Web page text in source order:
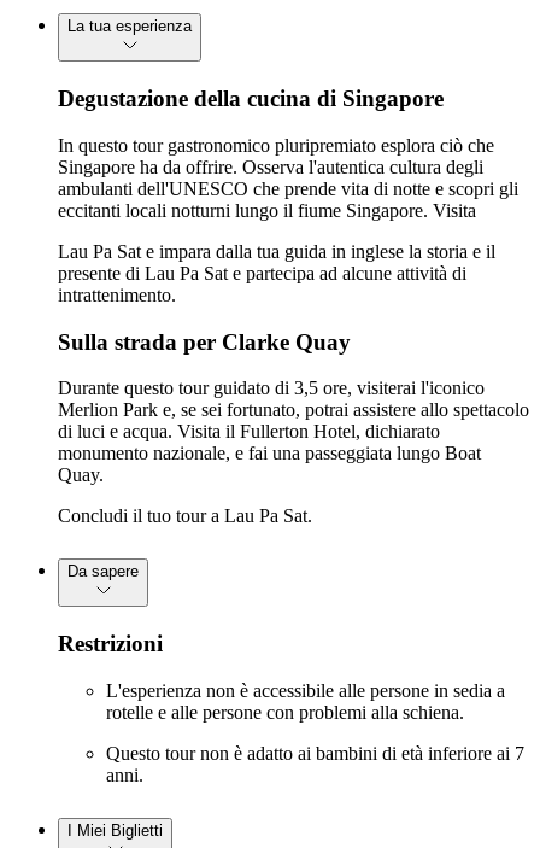
La tua esperienza
Degustazione della cucina di Singapore
In questo tour gastronomico pluripremiato esplora ciò che
Singapore ha da offrire. Osserva l'autentica cultura degli
ambulanti dell'UNESCO che prende vita di notte e scopri gli
eccitanti locali notturni lungo il fiume Singapore. Visita
Lau Pa Sat e impara dalla tua guida in inglese la storia e il
presente di Lau Pa Sat e partecipa ad alcune attività di
intrattenimento.
Sulla strada per Clarke Quay
Durante questo tour guidato di 3,5 ore, visiterai l'iconico
Merlion Park e, se sei fortunato, potrai assistere allo spettacolo
di luci e acqua. Visita il Fullerton Hotel, dichiarato
monumento nazionale, e fai una passeggiata lungo Boat
Quay.
Concludi il tuo tour a Lau Pa Sat.
Da sapere
Restrizioni
L'esperienza non è accessibile alle persone in sedia a
rotelle e alle persone con problemi alla schiena.
Questo tour non è adatto ai bambini di età inferiore ai 7
anni.
I Miei Biglietti